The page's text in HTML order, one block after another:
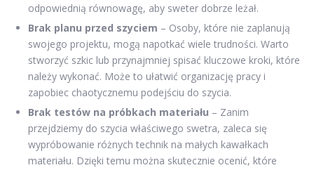
odpowiednią równowagę, aby sweter dobrze leżał.
Brak planu przed szyciem – Osoby, które nie zaplanują
swojego projektu, mogą napotkać wiele trudności. Warto
stworzyć szkic lub przynajmniej spisać kluczowe kroki, które
należy wykonać. Może to ułatwić organizację pracy i
zapobiec chaotycznemu podejściu do szycia.
Brak testów na próbkach materiału – Zanim
przejdziemy do szycia właściwego swetra, zaleca się
wypróbowanie różnych technik na małych kawałkach
materiału. Dzięki temu można skutecznie ocenić, które